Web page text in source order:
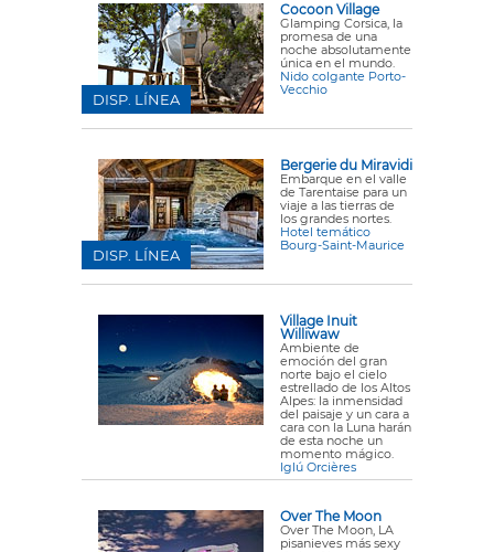
Cocoon Village
Glamping Corsica, la
promesa de una
noche absolutamente
única en el mundo.
Nido colgante Porto-
Vecchio
DISP. LÍNEA
Bergerie du Miravidi
Embarque en el valle
de Tarentaise para un
viaje a las tierras de
los grandes nortes.
Hotel temático
Bourg-Saint-Maurice
DISP. LÍNEA
Village Inuit
Williwaw
Ambiente de
emoción del gran
norte bajo el cielo
estrellado de los Altos
Alpes: la inmensidad
del paisaje y un cara a
cara con la Luna harán
de esta noche un
momento mágico.
Iglú Orcières
Over The Moon
Over The Moon, LA
pisanieves más sexy